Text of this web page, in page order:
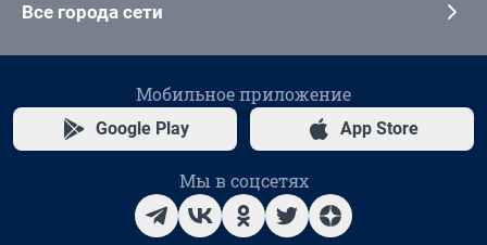
Все города сети
Мобильное приложение
Google Play App Store
Мы в соцсетях